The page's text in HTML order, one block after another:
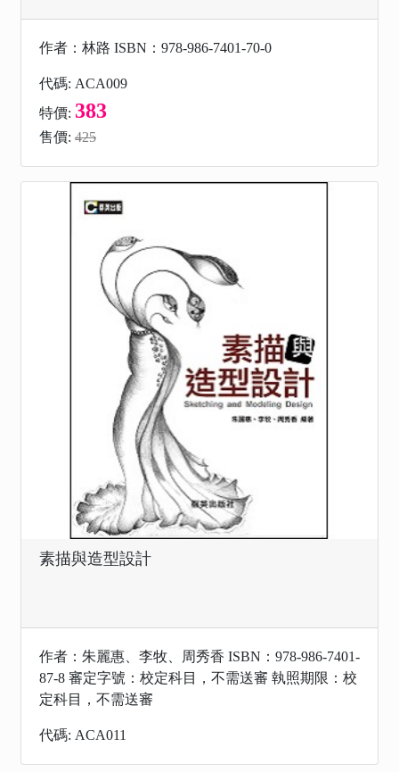
作者：林路 ISBN：978-986-7401-70-0
代碼: ACA009
特價: 383
售價: 425
素描與造型設計
作者：朱麗惠、李牧、周秀香 ISBN：978-986-7401-
87-8 審定字號：校定科目，不需送審 執照期限：校
定科目，不需送審
代碼: ACA011